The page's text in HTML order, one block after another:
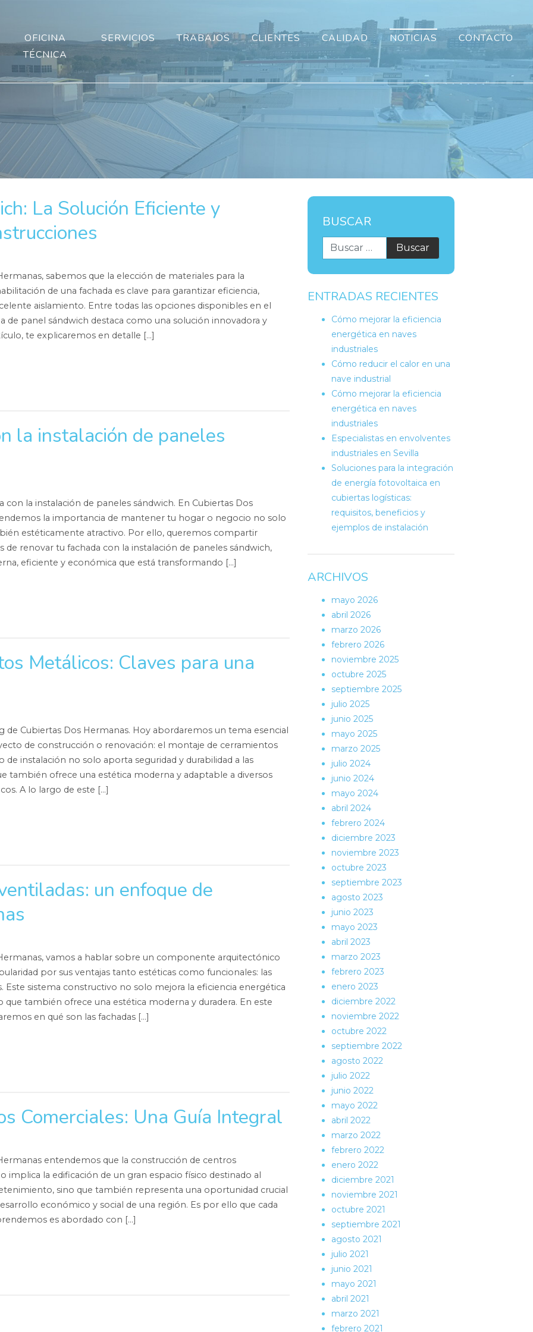
OFICINA
TÉCNICA
SERVICIOS TRABAJOS CLIENTES CALIDAD NOTICIAS CONTACTO
La Solución Eficiente y
sabemos que la elección de materiales para la
de una fachada es clave para garantizar eficiencia,
aislamiento. Entre todas las opciones disponibles en el
de panel sándwich destaca como una solución innovadora y
te explicaremos en detalle […]
la instalación de paneles
con la instalación de paneles sándwich. En Cubiertas Dos
la importancia de mantener tu hogar o negocio no solo
estéticamente atractivo. Por ello, queremos compartir
de renovar tu fachada con la instalación de paneles sándwich,
eficiente y económica que está transformando […]
Metálicos: Claves para una
de Cubiertas Dos Hermanas. Hoy abordaremos un tema esencial
de construcción o renovación: el montaje de cerramientos
de instalación no solo aporta seguridad y durabilidad a las
también ofrece una estética moderna y adaptable a diversos
A lo largo de este […]
un enfoque de
vamos a hablar sobre un componente arquitectónico
por sus ventajas tanto estéticas como funcionales: las
Este sistema constructivo no solo mejora la eficiencia energética
que también ofrece una estética moderna y duradera. En este
en qué son las fachadas […]
Comerciales: Una Guía Integral
entendemos que la construcción de centros
implica la edificación de un gran espacio físico destinado al
sino que también representa una oportunidad crucial
económico y social de una región. Es por ello que cada
es abordado con […]
BUSCAR
ENTRADAS RECIENTES
Cómo mejorar la eficiencia
energética en naves
industriales
Cómo reducir el calor en una
nave industrial
Cómo mejorar la eficiencia
energética en naves
industriales
Especialistas en envolventes
industriales en Sevilla
Soluciones para la integración
de energía fotovoltaica en
cubiertas logísticas:
requisitos, beneficios y
ejemplos de instalación
ARCHIVOS
mayo 2026
abril 2026
marzo 2026
febrero 2026
noviembre 2025
octubre 2025
septiembre 2025
julio 2025
junio 2025
mayo 2025
marzo 2025
julio 2024
junio 2024
mayo 2024
abril 2024
febrero 2024
diciembre 2023
noviembre 2023
octubre 2023
septiembre 2023
agosto 2023
junio 2023
mayo 2023
abril 2023
marzo 2023
febrero 2023
enero 2023
diciembre 2022
noviembre 2022
octubre 2022
septiembre 2022
agosto 2022
julio 2022
junio 2022
mayo 2022
abril 2022
marzo 2022
febrero 2022
enero 2022
diciembre 2021
noviembre 2021
octubre 2021
septiembre 2021
agosto 2021
julio 2021
junio 2021
mayo 2021
abril 2021
marzo 2021
febrero 2021